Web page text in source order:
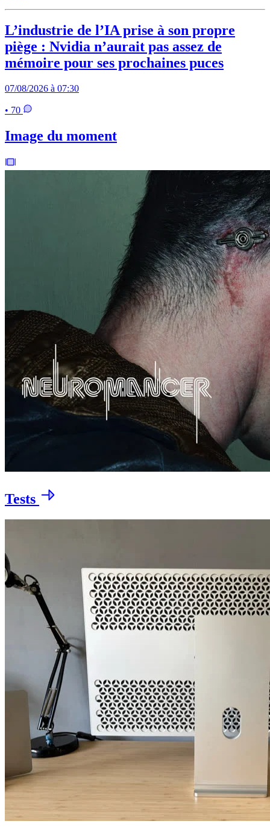
L’industrie de l’IA prise à son propre
piège : Nvidia n’aurait pas assez de
mémoire pour ses prochaines puces
07/08/2026 à 07:30
• 70
Image du moment
Tests